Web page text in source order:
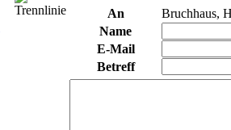
An
Bruchhaus,
Name
E-Mail
Betreff